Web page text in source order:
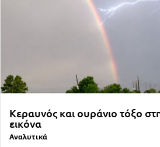
Κεραυνός και ουράνιο τόξο
εικόνα
Αναλυτικά